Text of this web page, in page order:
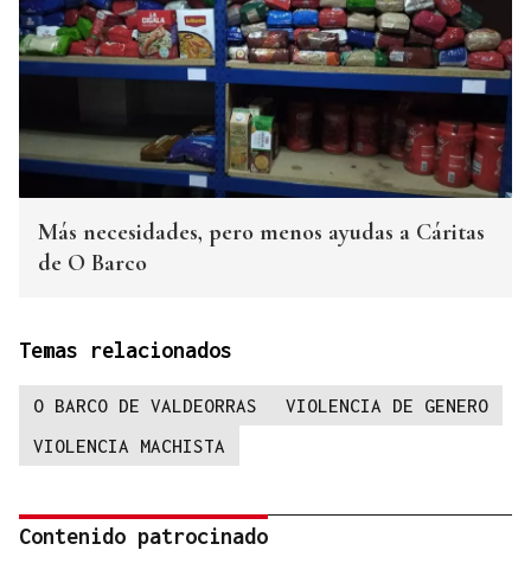
Más necesidades, pero menos ayudas a Cáritas
de O Barco
Temas relacionados
O BARCO DE VALDEORRAS
VIOLENCIA DE GENERO
VIOLENCIA MACHISTA
Contenido patrocinado